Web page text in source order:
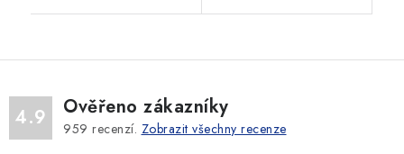
4.9 Ověřeno zákazníky
959 recenzí. Zobrazit všechny recenze